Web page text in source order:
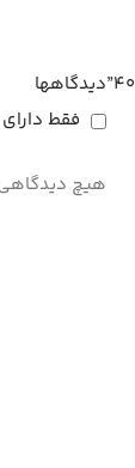
دیدگاهها
فقط
هیچ